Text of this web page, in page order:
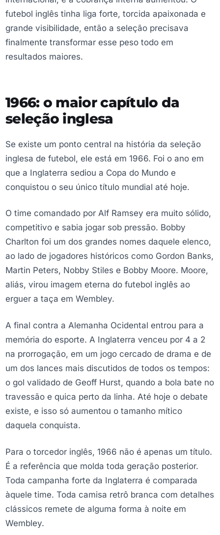
futebol inglês tinha liga forte, torcida apaixonada e
grande visibilidade, então a seleção precisava
finalmente transformar esse peso todo em
resultados maiores.
1966: o maior capítulo da
seleção inglesa
Se existe um ponto central na história da seleção
inglesa de futebol, ele está em 1966. Foi o ano em
que a Inglaterra sediou a Copa do Mundo e
conquistou o seu único título mundial até hoje.
O time comandado por Alf Ramsey era muito sólido,
competitivo e sabia jogar sob pressão. Bobby
Charlton foi um dos grandes nomes daquele elenco,
ao lado de jogadores históricos como Gordon Banks,
Martin Peters, Nobby Stiles e Bobby Moore. Moore,
aliás, virou imagem eterna do futebol inglês ao
erguer a taça em Wembley.
A final contra a Alemanha Ocidental entrou para a
memória do esporte. A Inglaterra venceu por 4 a 2
na prorrogação, em um jogo cercado de drama e de
um dos lances mais discutidos de todos os tempos:
o gol validado de Geoff Hurst, quando a bola bate no
travessão e quica perto da linha. Até hoje o debate
existe, e isso só aumentou o tamanho mítico
daquela conquista.
Para o torcedor inglês, 1966 não é apenas um título.
É a referência que molda toda geração posterior.
Toda campanha forte da Inglaterra é comparada
àquele time. Toda camisa retrô branca com detalhes
clássicos remete de alguma forma à noite em
Wembley.